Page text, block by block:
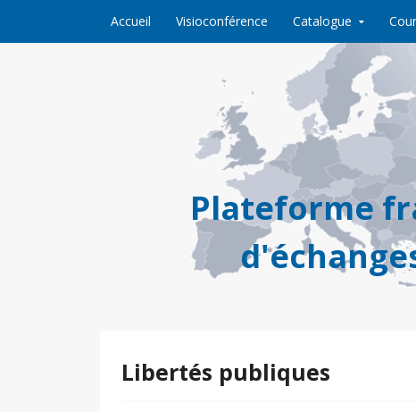
Accueil Visioconférence Catalogue
Plateforme
Libertés publiques